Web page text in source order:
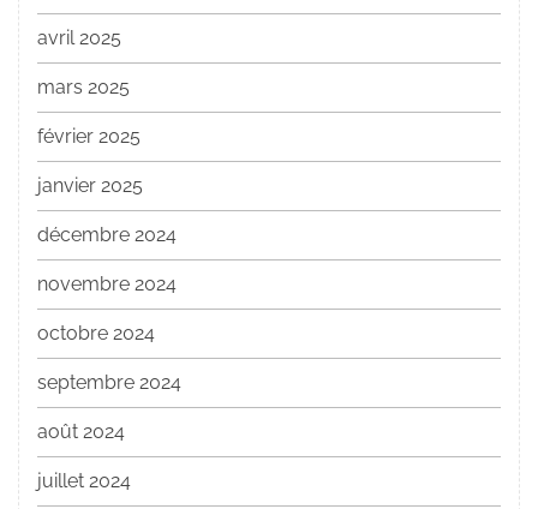
avril 2025
mars 2025
février 2025
janvier 2025
décembre 2024
novembre 2024
octobre 2024
septembre 2024
août 2024
juillet 2024